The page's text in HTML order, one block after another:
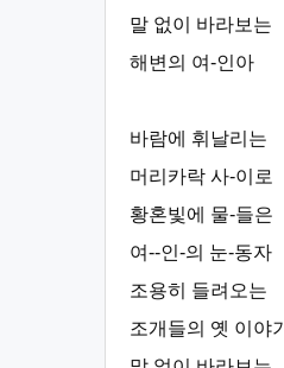
말 없이 바라보는
해변의 여-인아
바람에 휘날리는
머리카락 사-이로
황혼빛에 물-들은
여--인-의 눈-동자
조용히 들려오는
조개들의 옛 이야기